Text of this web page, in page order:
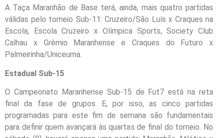
A Taça Maranhão de Base terá, ainda, mais quatro partidas
válidas pelo torneio Sub-11: Cruzeiro/São Luís x Craques na
Escola, Escola Cruzeiro x Olímpica Sports, Society Club
Calhau x Grêmio Maranhense e Craques do Futuro x
Palmeirinha/Uniceuma.
Estadual Sub-15
O Campeonato Maranhense Sub-15 de Fut7 está na reta
final da fase de grupos. E, por isso, as cinco partidas
programadas para este fim de semana são fundamentais
para definir quem avançará às quartas de final do torneio. No